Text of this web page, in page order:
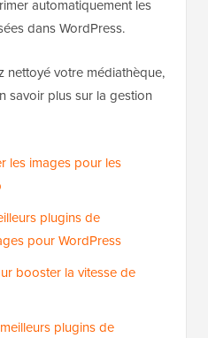
a aidé à apprendre
dans WordPress.
votre médiathèque,
pour WordPress